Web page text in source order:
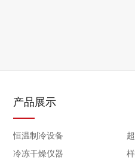
产品展示
恒温制冷设备
冷冻干燥仪器